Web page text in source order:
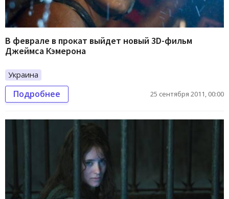
В феврале в прокат выйдет новый 3D-фильм
Джеймса Кэмерона
Украина
Подробнее 25 сентября 2011, 00:00